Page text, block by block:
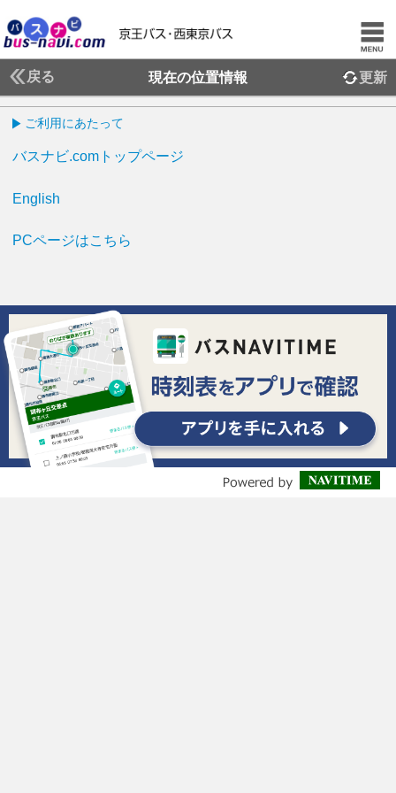
戻る 現在の位置情報 更新
ご利用にあたって
バスナビ.comトップページ
English
PCページはこちら